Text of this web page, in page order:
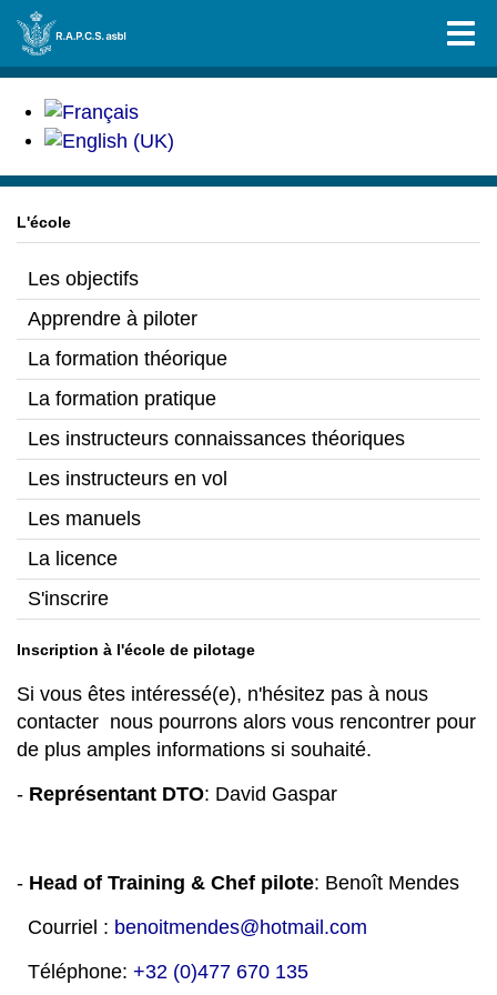
L'école
Les objectifs
Apprendre à piloter
La formation théorique
La formation pratique
Les instructeurs connaissances théoriques
Les instructeurs en vol
Les manuels
La licence
S'inscrire
Inscription à l'école de pilotage
Si vous êtes intéressé(e), n'hésitez pas à nous
contacter nous pourrons alors vous rencontrer pour
de plus amples informations si souhaité.
- Représentant DTO: David Gaspar
- Head of Training & Chef pilote: Benoît Mendes
Courriel : benoitmendes@hotmail.com
Téléphone: +32 (0)477 670 135